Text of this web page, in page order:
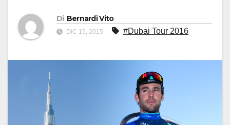
Di Bernardi Vito
DIC 15, 2015 #Dubai Tour 2016